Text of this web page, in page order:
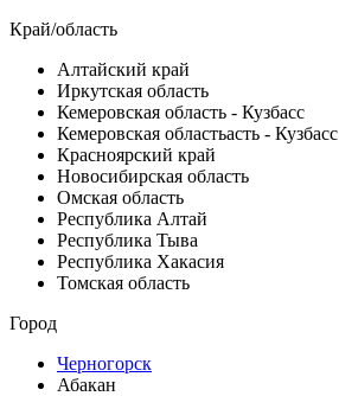
Край/область
Алтайский край
Иркутская область
Кемеровская область - Кузбасс
Кемеровская областьасть - Кузбасс
Красноярский край
Новосибирская область
Омская область
Республика Алтай
Республика Тыва
Республика Хакасия
Томская область
Город
Черногорск
Абакан